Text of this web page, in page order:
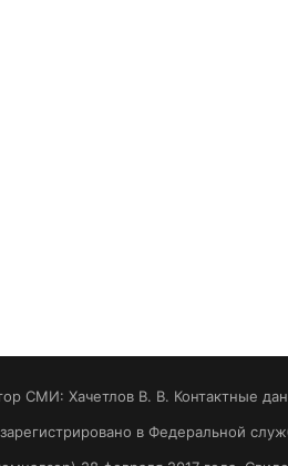
СМИ: Хaчeтлoв B. B. Контактные
в Федеральной